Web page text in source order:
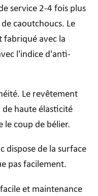
service 2-4 fois plus
caoutchoucs. Le
fabriqué avec la
l'indice d'anti-
Le revêtement
haute élasticité
le coup de bélier.
dispose de la surface
pas facilement.
et maintenance